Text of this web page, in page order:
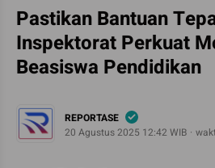
Pastikan Bantuan
Inspektorat Perkuat
Beasiswa Pendidikan
REPORTASE
20 Agustus 2025 12:42 WIB